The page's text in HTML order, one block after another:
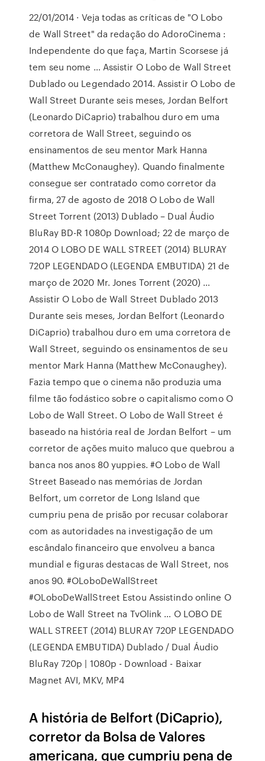
22/01/2014 · Veja todas as críticas de "O Lobo
de Wall Street" da redação do AdoroCinema :
Independente do que faça, Martin Scorsese já
tem seu nome … Assistir O Lobo de Wall Street
Dublado ou Legendado 2014. Assistir O Lobo de
Wall Street Durante seis meses, Jordan Belfort
(Leonardo DiCaprio) trabalhou duro em uma
corretora de Wall Street, seguindo os
ensinamentos de seu mentor Mark Hanna
(Matthew McConaughey). Quando finalmente
consegue ser contratado como corretor da
firma, 27 de agosto de 2018 O Lobo de Wall
Street Torrent (2013) Dublado – Dual Áudio
BluRay BD-R 1080p Download; 22 de março de
2014 O LOBO DE WALL STREET (2014) BLURAY
720P LEGENDADO (LEGENDA EMBUTIDA) 21 de
março de 2020 Mr. Jones Torrent (2020) …
Assistir O Lobo de Wall Street Dublado 2013
Durante seis meses, Jordan Belfort (Leonardo
DiCaprio) trabalhou duro em uma corretora de
Wall Street, seguindo os ensinamentos de seu
mentor Mark Hanna (Matthew McConaughey).
Fazia tempo que o cinema não produzia uma
filme tão fodástico sobre o capitalismo como O
Lobo de Wall Street. O Lobo de Wall Street é
baseado na história real de Jordan Belfort – um
corretor de ações muito maluco que quebrou a
banca nos anos 80 yuppies. #O Lobo de Wall
Street Baseado nas memórias de Jordan
Belfort, um corretor de Long Island que
cumpriu pena de prisão por recusar colaborar
com as autoridades na investigação de um
escândalo financeiro que envolveu a banca
mundial e figuras destacas de Wall Street, nos
anos 90. #OLoboDeWallStreet
#OLoboDeWallStreet Estou Assistindo online O
Lobo de Wall Street na TvOlink … O LOBO DE
WALL STREET (2014) BLURAY 720P LEGENDADO
(LEGENDA EMBUTIDA) Dublado / Dual Áudio
BluRay 720p | 1080p - Download - Baixar
Magnet AVI, MKV, MP4
A história de Belfort (DiCaprio),
corretor da Bolsa de Valores
americana, que cumpriu pena de